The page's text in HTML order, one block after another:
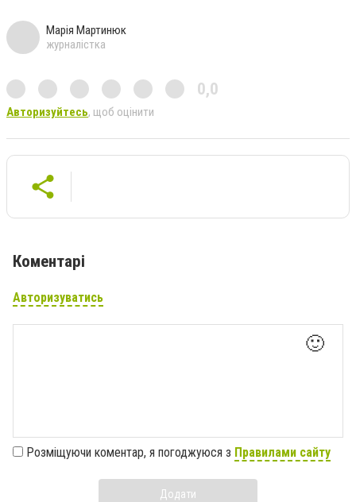
Марія Мартинюк
журналістка
0,0
Авторизуйтесь, щоб оцінити
Коментарі
Авторизуватись
🙂
Розміщуючи коментар, я погоджуюся з Правилами сайту
Додати